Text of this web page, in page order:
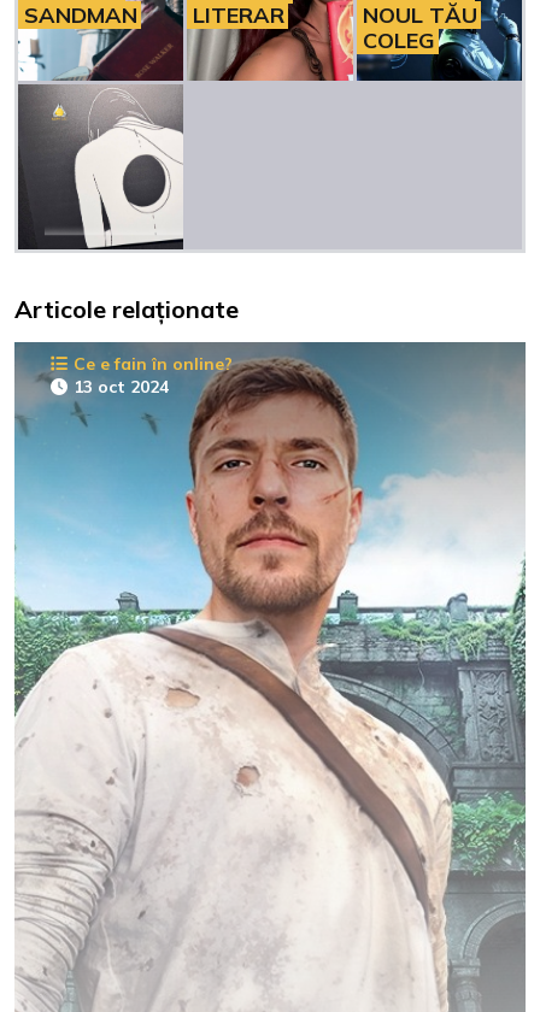
SANDMAN
LITERAR
NOUL TĂU
COLEG
Articole relaționate
Ce e fain în online?
13 oct 2024